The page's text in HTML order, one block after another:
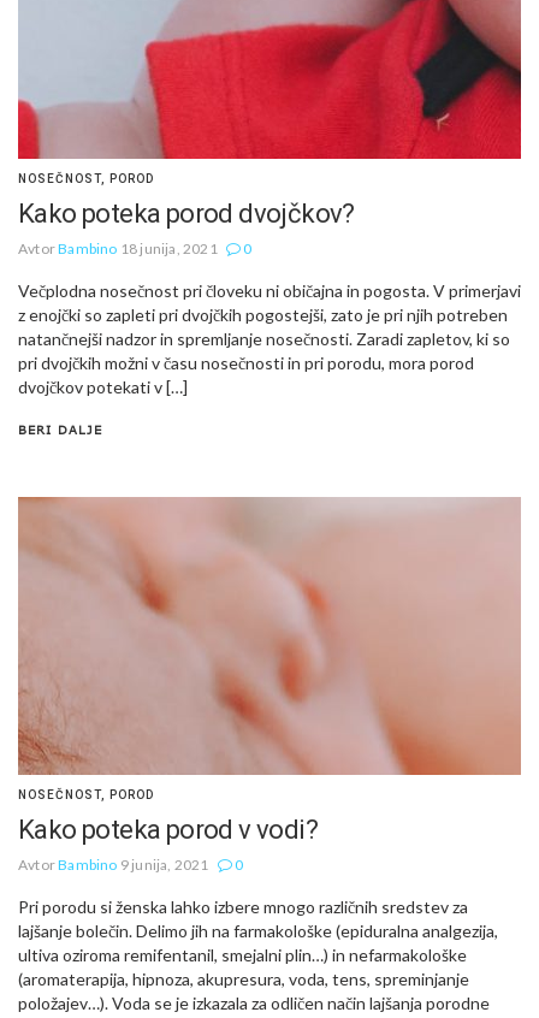
NOSEČNOST, POROD
Kako poteka porod dvojčkov?
AvtorBambino 18 junija, 2021 0
Večplodna nosečnost pri človeku ni običajna in pogosta. V primerjavi
z enojčki so zapleti pri dvojčkih pogostejši, zato je pri njih potreben
natančnejši nadzor in spremljanje nosečnosti. Zaradi zapletov, ki so
pri dvojčkih možni v času nosečnosti in pri porodu, mora porod
dvojčkov potekati v […]
BERI DALJE
NOSEČNOST, POROD
Kako poteka porod v vodi?
AvtorBambino 9 junija, 2021 0
Pri porodu si ženska lahko izbere mnogo različnih sredstev za
lajšanje bolečin. Delimo jih na farmakološke (epiduralna analgezija,
ultiva oziroma remifentanil, smejalni plin…) in nefarmakološke
(aromaterapija, hipnoza, akupresura, voda, tens, spreminjanje
položajev…). Voda se je izkazala za odličen način lajšanja porodne